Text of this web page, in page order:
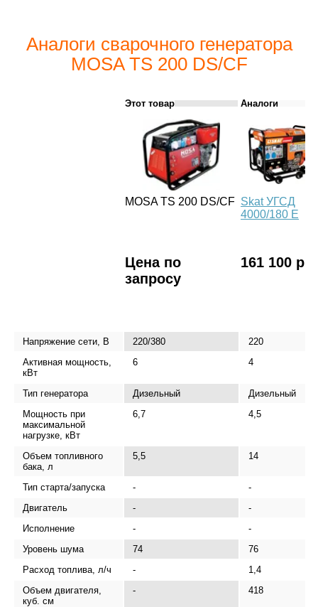
Аналоги сварочного генератора
MOSA TS 200 DS/CF
Этот товар Аналоги
MOSA TS 200 DS/CF Skat УГСД
4000/180 Е
Цена по
запросу
161 100 р.
Напряжение сети, В 220/380
220
Активная мощность,
кВт
6 4
Тип генератора Дизельный
Дизельный
Мощность при
максимальной
нагрузке, кВт
6,7 4,5
Объем топливного
бака, л
5,5 14
Тип старта/запуска -
-
Двигатель
-
-
Исполнение
-
-
Уровень шума
74
76
Расход топлива, л/ч
-
1,4
Объем двигателя,
куб. см
- 418